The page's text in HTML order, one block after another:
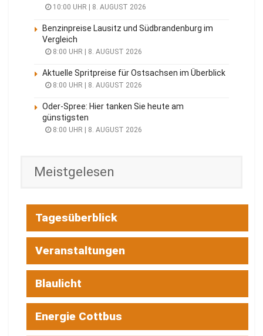
10:00 UHR | 8. AUGUST 2026
Benzinpreise Lausitz und Südbrandenburg im
Vergleich
8:00 UHR | 8. AUGUST 2026
Aktuelle Spritpreise für Ostsachsen im Überblick
8:00 UHR | 8. AUGUST 2026
Oder-Spree: Hier tanken Sie heute am
günstigsten
8:00 UHR | 8. AUGUST 2026
Meistgelesen
Tagesüberblick
Veranstaltungen
Blaulicht
Energie Cottbus